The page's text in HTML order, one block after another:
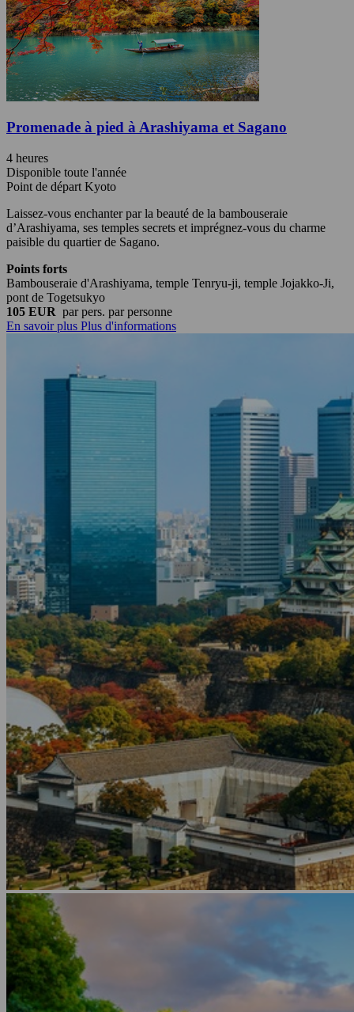
Promenade à pied à Arashiyama et Sagano
4 heures
Disponible toute l'année
Point de départ Kyoto
Laissez-vous enchanter par la beauté de la bambouseraie
d’Arashiyama, ses temples secrets et imprégnez-vous du charme
paisible du quartier de Sagano.
Points forts
Bambouseraie d'Arashiyama, temple Tenryu-ji, temple Jojakko-Ji,
pont de Togetsukyo
105 EUR par pers. par personne
En savoir plus Plus d'informations